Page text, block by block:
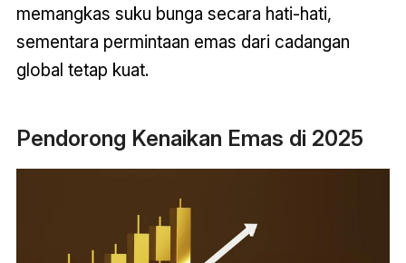
memangkas suku bunga secara hati-hati,
sementara permintaan emas dari cadangan
global tetap kuat.
Pendorong Kenaikan Emas di 2025